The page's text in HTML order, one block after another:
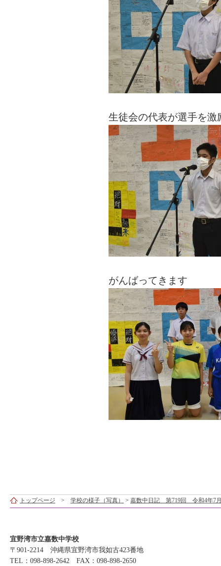
生徒会の代表が選手を激
がんばってきます
トップページ > 学校の様子（写真） > 嘉数中日記 第719回 令和4年7
宜野湾市立嘉数中学校
〒901-2214 沖縄県宜野湾市我如古423番地
TEL：098-898-2642 FAX：098-898-2650